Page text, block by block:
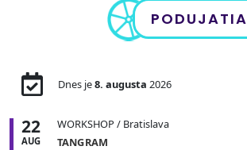
PODUJATIA
Dnes je8. augusta 2026
22
AUG
WORKSHOP / Bratislava
TANGRAM